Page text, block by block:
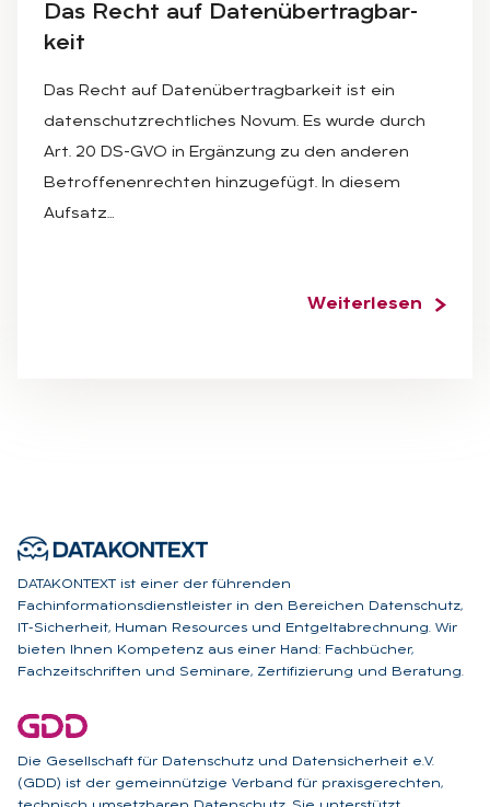
Das Recht auf Da­ten­über­trag­bar­
keit
Das Recht auf Datenübertragbarkeit ist ein
datenschutzrechtliches Novum. Es wurde durch
Art. 20 DS-GVO in Ergänzung zu den anderen
Betroffenenrechten hinzugefügt. In diesem
Aufsatz…
Weiterlesen
DATAKONTEXT ist einer der führenden
Fachinformationsdienstleister in den Bereichen Datenschutz,
IT-Sicherheit, Human Resources und Entgeltabrechnung. Wir
bieten Ihnen Kompetenz aus einer Hand: Fachbücher,
Fachzeitschriften und Seminare, Zertifizierung und Beratung.
Die Gesellschaft für Datenschutz und Datensicherheit e.V.
(GDD) ist der gemeinnützige Verband für praxisgerechten,